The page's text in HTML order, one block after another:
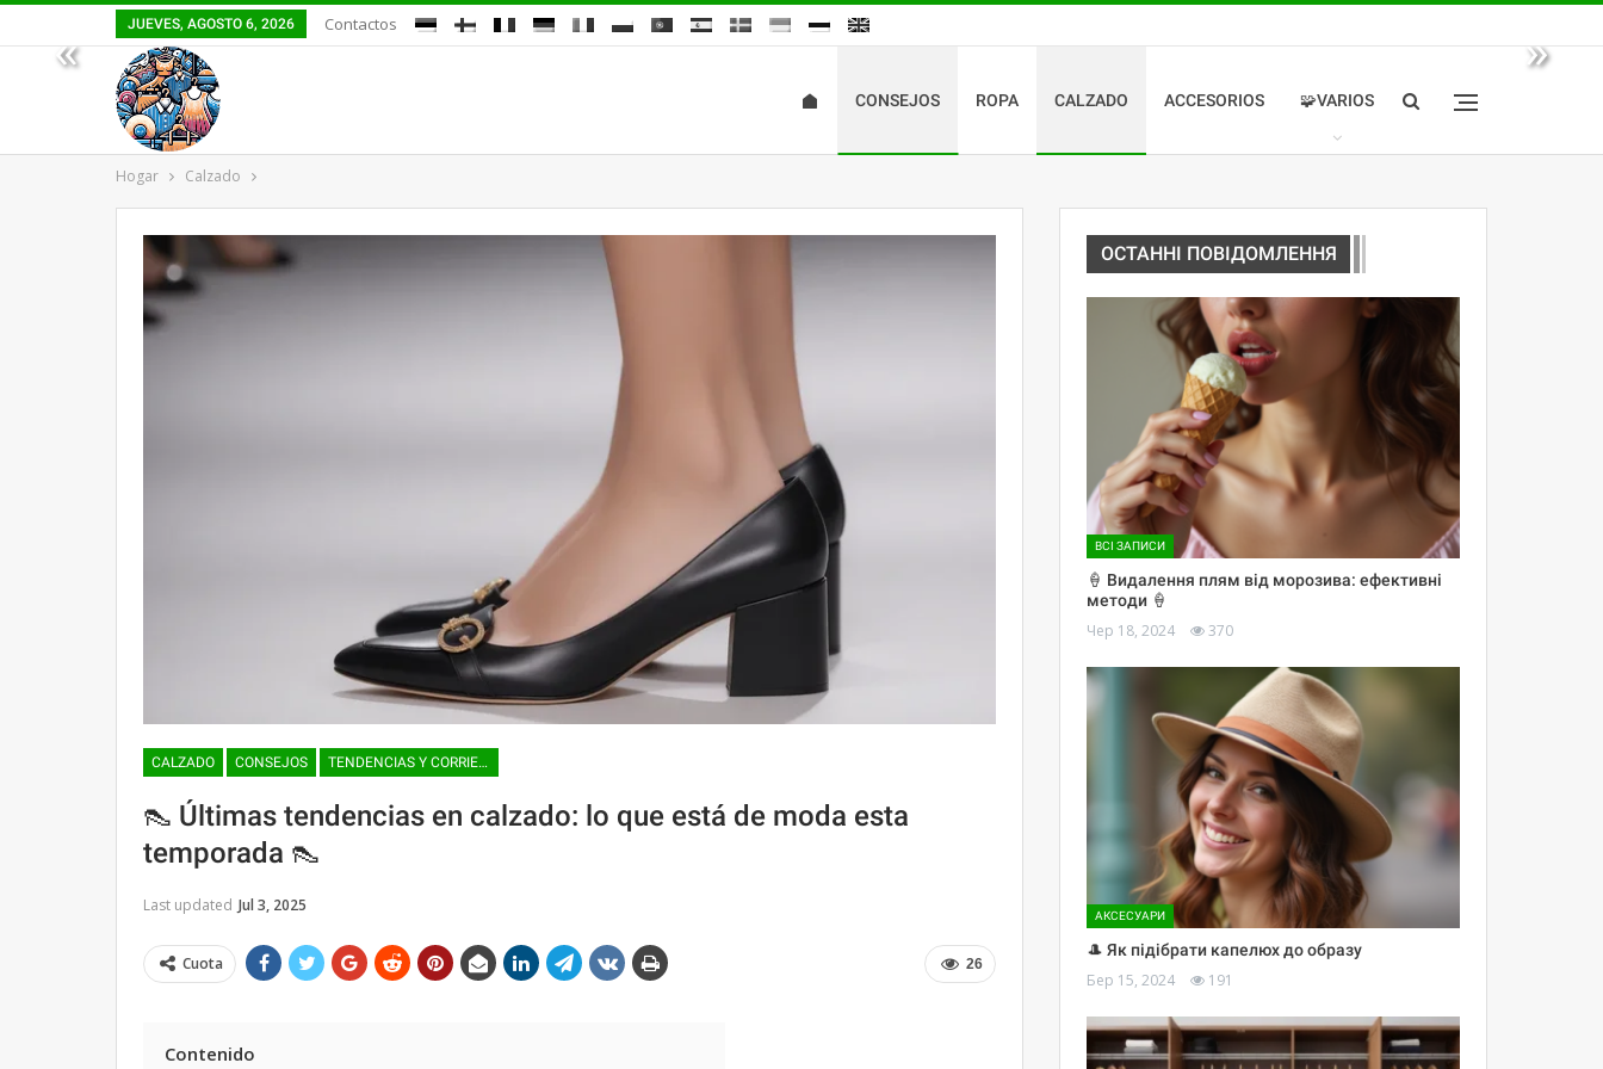
« »
JUEVES, AGOSTO 6, 2026 Contactos
CONSEJOS ROPA CALZADO ACCESORIOS 🧩VARIOS
Hogar Calzado
CALZADO CONSEJOS TENDENCIAS Y CORRIENTES DE LA MODA
👠 Últimas tendencias en calzado: lo que está de moda esta
temporada 👠
Last updated Jul 3, 2025
26
Cuota
Contenido
ОСТАННІ ПОВІДОМЛЕННЯ
ВСІ ЗАПИСИ
🍦 Видалення плям від морозива: ефективні
методи 🍦
Чер 18, 2024 370
АКСЕСУАРИ
🎩 Як підібрати капелюх до образу
Бер 15, 2024 191